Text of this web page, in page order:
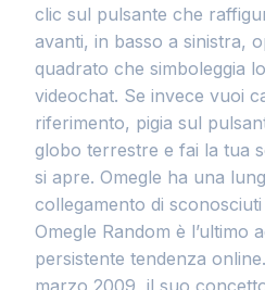
clic sul pulsante che
avanti, in basso a sinistra,
quadrato che simboleggia
videochat. Se invece vuoi
riferimento, pigia sul
globo terrestre e fai la tua
si apre. Omegle ha una
collegamento di
Omegle Random è l’ultimo
persistente tendenza
marzo 2009, il suo